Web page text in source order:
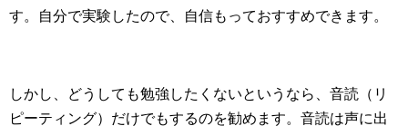
す。自分で実験したので、自信もっておすすめできます。
しかし、どうしても勉強したくないというなら、音読（リ
ピーティング）だけでもするのを勧めます。音読は声に出